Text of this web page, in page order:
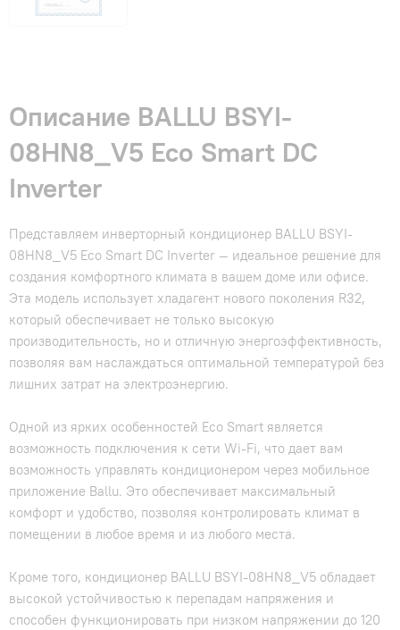
Описание BALLU BSYI-
08HN8_V5 Eco Smart DC
Inverter
Представляем инверторный кондиционер BALLU BSYI-
08HN8_V5 Eco Smart DC Inverter — идеальное решение для
создания комфортного климата в вашем доме или офисе.
Эта модель использует хладагент нового поколения R32,
который обеспечивает не только высокую
производительность, но и отличную энергоэффективность,
позволяя вам наслаждаться оптимальной температурой без
лишних затрат на электроэнергию.
Одной из ярких особенностей Eco Smart является
возможность подключения к сети Wi-Fi, что дает вам
возможность управлять кондиционером через мобильное
приложение Ballu. Это обеспечивает максимальный
комфорт и удобство, позволяя контролировать климат в
помещении в любое время и из любого места.
Кроме того, кондиционер BALLU BSYI-08HN8_V5 обладает
высокой устойчивостью к перепадам напряжения и
способен функционировать при низком напряжении до 120